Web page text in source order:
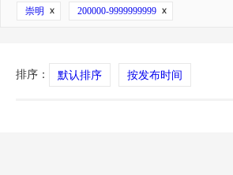
崇明 200000-9999999999
排序： 默认排序 按发布时间